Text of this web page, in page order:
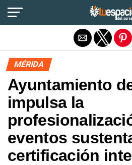
MÉRIDA
Ayuntamiento
impulsa la
eventos
certificación
Salir de la